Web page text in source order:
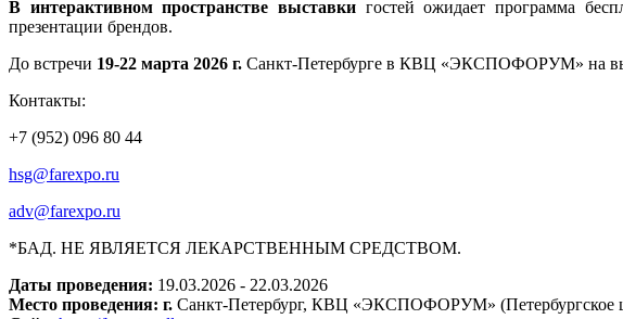
В интерактивном пространстве выставки гостей ожидает программа
презентации брендов.
До встречи 19-22 марта 2026 г. Санкт-Петербурге в КВЦ «ЭКСПОФОРУМ» на
Контакты:
+7 (952) 096 80 44
hsg@farexpo.ru
adv@farexpo.ru
*БАД. НЕ ЯВЛЯЕТСЯ ЛЕКАРСТВЕННЫМ СРЕДСТВОМ.
Даты проведения: 19.03.2026 - 22.03.2026
Место проведения: г. Санкт-Петербург, КВЦ «ЭКСПОФОРУМ» (Петербургское